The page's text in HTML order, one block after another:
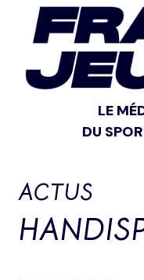
LE
DU
ACTUS